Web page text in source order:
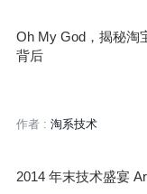
Oh My God，揭秘淘
背后
作者 : 淘系技术
2014 年末技术盛宴